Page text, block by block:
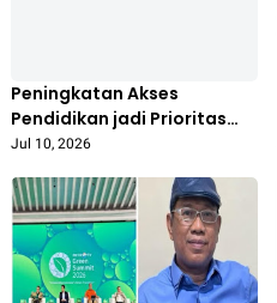
Peningkatan Akses
Pendidikan jadi Prioritas
Pembangunan Jakarta
Jul 10, 2026